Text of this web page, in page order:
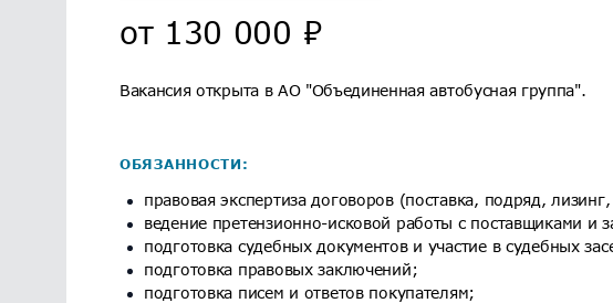
от 130 000 ₽
Вакансия открыта в АО "Объединенная автобусная группа".
ОБЯЗАННОСТИ:
правовая экспертиза договоров (поставка, подряд,
ведение претензионно-исковой работы с поставщиками и
подготовка судебных документов и участие в судебных
подготовка правовых заключений;
подготовка писем и ответов покупателям;